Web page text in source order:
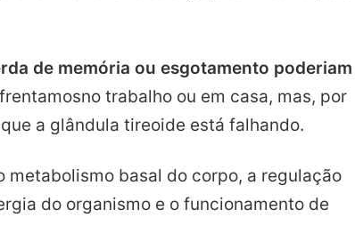
de memória ou esgotamento poderiam
trabalho ou em casa, mas, por
a glândula tireoide está falhando.
metabolismo basal do corpo, a regulação
do organismo e o funcionamento de